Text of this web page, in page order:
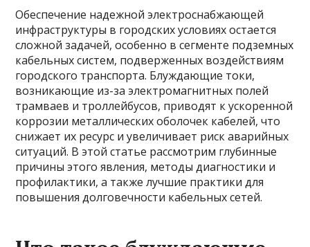
Обеспечение надежной электроснабжающей
инфраструктуры в городских условиях остается
сложной задачей, особенно в сегменте подземных
кабельных систем, подверженных воздействиям
городского транспорта. Блуждающие токи,
возникающие из-за электромагнитных полей
трамваев и троллейбусов, приводят к ускоренной
коррозии металлических оболочек кабелей, что
снижает их ресурс и увеличивает риск аварийных
ситуаций. В этой статье рассмотрим глубинные
причины этого явления, методы диагностики и
профилактики, а также лучшие практики для
повышения долговечности кабельных сетей.